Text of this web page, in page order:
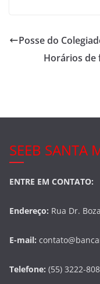
e
b
k
er e
Posse do
Horários de
SEEB SANTA
ENTRE EM CONTATO:
Endereço: Rua Dr.
E-mail:
Telefone: (55) 3222-